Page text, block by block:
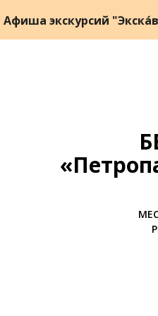
Афиша экскурсий